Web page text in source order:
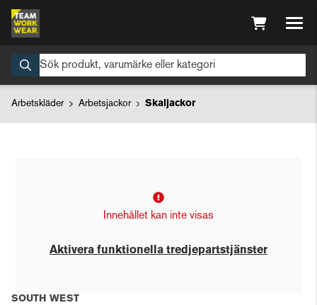
Arbetskläder Arbetsjackor Skaljackor
Innehållet kan inte visas
Aktivera funktionella tredjepartstjänster
SOUTH WEST